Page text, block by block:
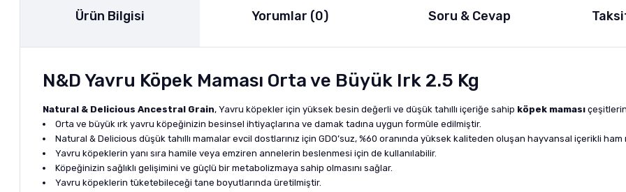
Ürün Bilgisi Yorumlar (0) Soru & Cevap
N&D Yavru Köpek Maması Orta ve Büyük Irk 2.5 Kg
Natural & Delicious Ancestral Grain, Yavru köpekler için yüksek besin değerli ve düşük tahıllı içeriğe sahip köpek maması
Orta ve büyük ırk yavru köpeğinizin besinsel ihtiyaçlarına ve damak tadına uygun formüle edilmiştir.
Natural & Delicious düşük tahıllı mamalar evcil dostlarınız için GDO’suz, %60 oranında yüksek kaliteden oluşan hayvansal içerikli
Yavru köpeklerin yanı sıra hamile veya emziren annelerin beslenmesi için de kullanılabilir.
Köpeğinizin sağlıklı gelişimini ve güçlü bir metabolizmaya sahip olmasını sağlar.
Yavru köpeklerin tüketebileceği tane boyutlarında üretilmiştir.